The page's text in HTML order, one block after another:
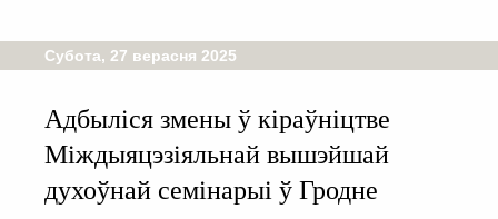
Субота, 27 верасня 2025
Адбыліся змены ў кіраўніцтве
Міждыяцэзіяльнай вышэйшай
духоўнай семінарыі ў Гродне